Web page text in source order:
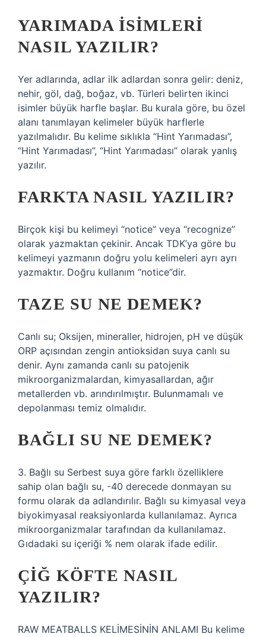
YARIMADA ISIMLERI
NASIL YAZILIR?
Yer adlarında, adlar ilk adlardan sonra gelir: deniz,
nehir, göl, dağ, boğaz, vb. Türleri belirten ikinci
isimler büyük harfle başlar. Bu kurala göre, bu özel
alanı tanımlayan kelimeler büyük harflerle
yazılmalıdır. Bu kelime sıklıkla “Hint Yarımadası”,
“Hint Yarımadası”, “Hint Yarımadası” olarak yanlış
yazılır.
FARKTA NASIL YAZILIR?
Birçok kişi bu kelimeyi “notice” veya “recognize”
olarak yazmaktan çekinir. Ancak TDK’ya göre bu
kelimeyi yazmanın doğru yolu kelimeleri ayrı ayrı
yazmaktır. Doğru kullanım “notice”dir.
TAZE SU NE DEMEK?
Canlı su; Oksijen, mineraller, hidrojen, pH ve düşük
ORP açısından zengin antioksidan suya canlı su
denir. Aynı zamanda canlı su patojenik
mikroorganizmalardan, kimyasallardan, ağır
metallerden vb. arındırılmıştır. Bulunmamalı ve
depolanması temiz olmalıdır.
BAĞLI SU NE DEMEK?
3. Bağlı su Serbest suya göre farklı özelliklere
sahip olan bağlı su, -40 derecede donmayan su
formu olarak da adlandırılır. Bağlı su kimyasal veya
biyokimyasal reaksiyonlarda kullanılamaz. Ayrıca
mikroorganizmalar tarafından da kullanılamaz.
Gıdadaki su içeriği % nem olarak ifade edilir.
ÇIĞ KÖFTE NASIL
YAZILIR?
RAW MEATBALLS KELİMESİNİN ANLAMI Bu kelime